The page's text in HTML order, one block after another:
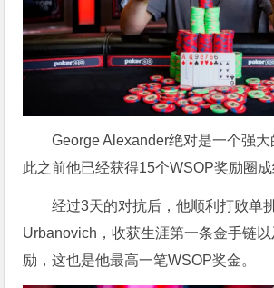
George Alexander绝对是一个强
此之前他已经获得15个WSOP奖励圈成
经过3天的对抗后，他顺利打败单
Urbanovich，收获生涯第一条金手链
励，这也是他最高一笔WSOP奖金。